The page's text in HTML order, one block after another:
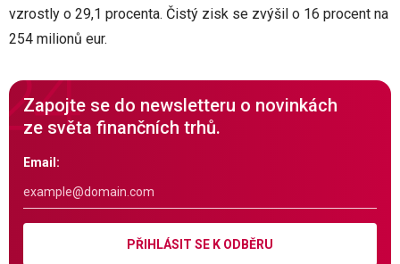
vzrostly o 29,1 procenta. Čistý zisk se zvýšil o 16 procent na
254 milionů eur.
Zapojte se do newsletteru o novinkách
ze světa finančních trhů.
Email:
PŘIHLÁSIT SE K ODBĚRU